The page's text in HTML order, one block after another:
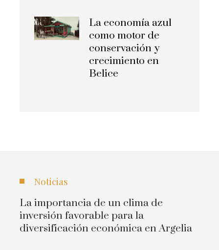
La economía azul
como motor de
conservación y
crecimiento en
Belice
Noticias
La importancia de un clima de
inversión favorable para la
diversificación económica en Argelia